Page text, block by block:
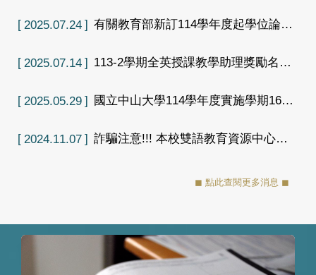
2025.07.24
有關教育部新訂114學年度起學位論文
2025.07.14
113-2學期全英授課教學助理獎勵名單
2025.05.29
國立中山大學114學年度實施學期16週
2024.11.07
詐騙注意!!! 本校雙語教育資源中心遭
◼ 點此查閱更多消息 ◼